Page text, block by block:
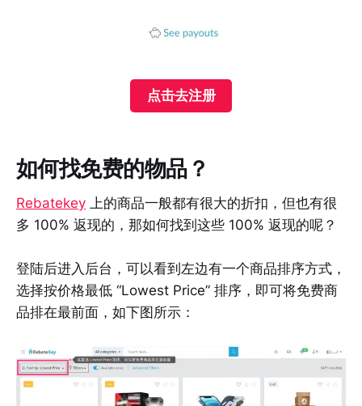
点击去注册
如何找免费的物品？
Rebatekey 上的商品一般都有很大的折扣，但也有很
多 100% 返现的，那如何找到这些 100% 返现的呢？
登陆后进入后台，可以看到左边有一个商品排序方式，
选择按价格最低 “Lowest Price” 排序，即可将免费商
品排在最前面，如下图所示：